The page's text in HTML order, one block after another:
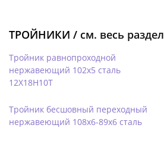
ТРОЙНИКИ / см. весь раздел
Тройник равнопроходной
нержавеющий 102х5 сталь
12Х18Н10Т
Тройник бесшовный переходный
нержавеющий 108х6-89х6 сталь